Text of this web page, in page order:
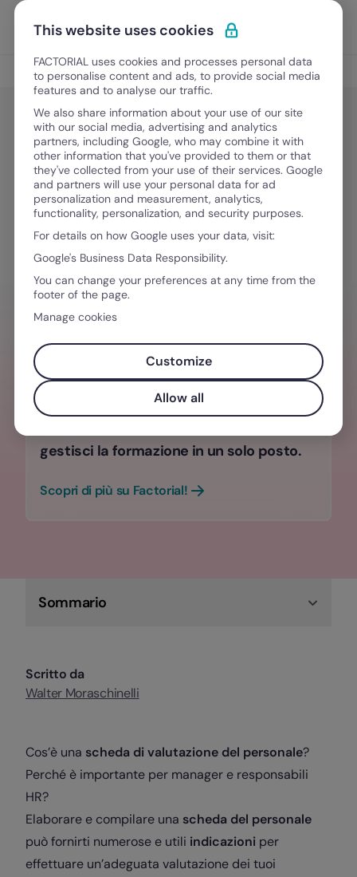
Vai al contenuto
Scopri Factorial
Gestione delle competenze
Gestione del Talento
Scheda valutazione personale:
cos’è e come funziona [+Modello
scaricabile]
12 Maggio, 2026·9 minuti di lettura
VUOI SEMPLIFICARE IL TUO FLUSSO DI
LAVORO?
Smetti di chiederti se i tuoi team hanno
le competenze necessarie per il
gestisci la formazione in un solo posto.
Scopri di più su Factorial!
Sommario
Scritto da
Walter Moraschinelli
Cos’è una scheda di valutazione del personale?
Perché è importante per manager e responsabili
HR?
Elaborare e compilare una scheda del personale
può fornirti numerose e utili indicazioni per
effettuare un’adeguata valutazione dei tuoi
This website uses cookies
FACTORIAL uses cookies and processes personal data
to personalise content and ads, to provide social media
features and to analyse our traffic.
We also share information about your use of our site
with our social media, advertising and analytics
partners, including Google, who may combine it with
other information that you've provided to them or that
they've collected from your use of their services. Google
and partners will use your personal data for ad
personalization and measurement, analytics,
functionality, personalization, and security purposes.
For details on how Google uses your data, visit:
Google's Business Data Responsibility.
You can change your preferences at any time from the
footer of the page.
Manage cookies
Customize
Allow all